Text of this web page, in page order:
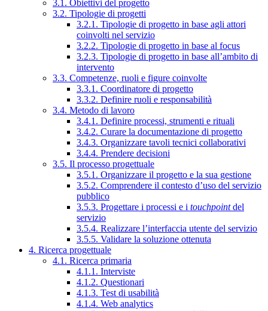
3.1. Obiettivi del progetto
3.2. Tipologie di progetti
3.2.1. Tipologie di progetto in base agli attori
coinvolti nel servizio
3.2.2. Tipologie di progetto in base al focus
3.2.3. Tipologie di progetto in base all’ambito di
intervento
3.3. Competenze, ruoli e figure coinvolte
3.3.1. Coordinatore di progetto
3.3.2. Definire ruoli e responsabilità
3.4. Metodo di lavoro
3.4.1. Definire processi, strumenti e rituali
3.4.2. Curare la documentazione di progetto
3.4.3. Organizzare tavoli tecnici collaborativi
3.4.4. Prendere decisioni
3.5. Il processo progettuale
3.5.1. Organizzare il progetto e la sua gestione
3.5.2. Comprendere il contesto d’uso del servizio
pubblico
3.5.3. Progettare i processi e i touchpointdel
servizio
3.5.4. Realizzare l’interfaccia utente del servizio
3.5.5. Validare la soluzione ottenuta
4. Ricerca progettuale
4.1. Ricerca primaria
4.1.1. Interviste
4.1.2. Questionari
4.1.3. Test di usabilità
4.1.4. Web analytics